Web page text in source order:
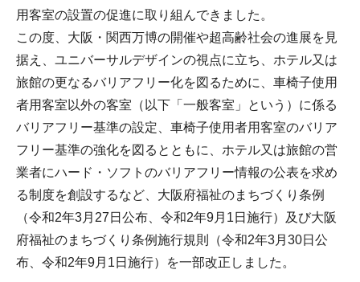
用客室の設置の促進に取り組んできました。
この度、大阪・関西万博の開催や超高齢社会の進展を見
据え、ユニバーサルデザインの視点に立ち、ホテル又は
旅館の更なるバリアフリー化を図るために、車椅子使用
者用客室以外の客室（以下「一般客室」という）に係る
バリアフリー基準の設定、車椅子使用者用客室のバリア
フリー基準の強化を図るとともに、ホテル又は旅館の営
業者にハード・ソフトのバリアフリー情報の公表を求め
る制度を創設するなど、大阪府福祉のまちづくり条例
（令和2年3月27日公布、令和2年9月1日施行）及び大阪
府福祉のまちづくり条例施行規則（令和2年3月30日公
布、令和2年9月1日施行）を一部改正しました。